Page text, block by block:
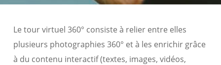
Le tour virtuel 360° consiste à relier entre elles
plusieurs photographies 360° et à les enrichir grâce
à du contenu interactif (textes, images, vidéos,